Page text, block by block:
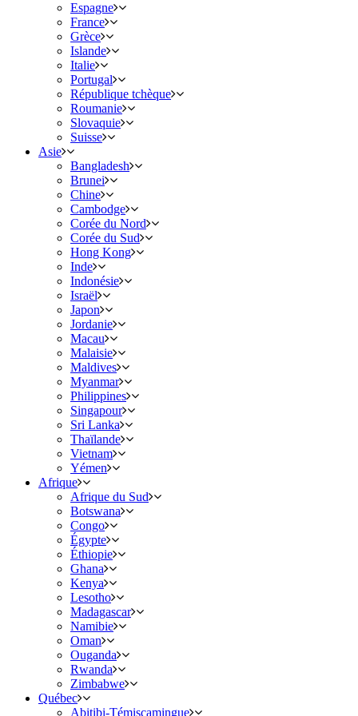
Espagne
France
Grèce
Islande
Italie
Portugal
République tchèque
Roumanie
Slovaquie
Suisse
Asie
Bangladesh
Brunei
Chine
Cambodge
Corée du Nord
Corée du Sud
Hong Kong
Inde
Indonésie
Israël
Japon
Jordanie
Macau
Malaisie
Maldives
Myanmar
Philippines
Singapour
Sri Lanka
Thaïlande
Vietnam
Yémen
Afrique
Afrique du Sud
Botswana
Congo
Égypte
Éthiopie
Ghana
Kenya
Lesotho
Madagascar
Namibie
Oman
Ouganda
Rwanda
Zimbabwe
Québec
Abitibi-Témiscamingue